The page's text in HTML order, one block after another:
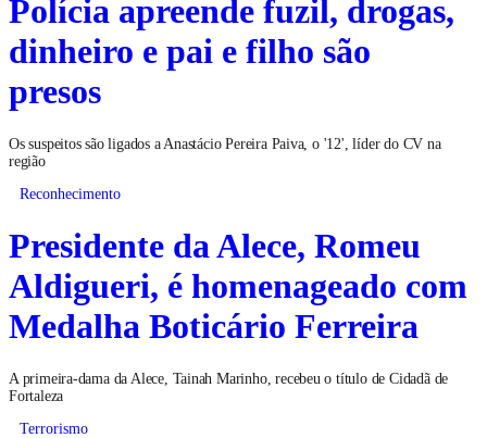
Polícia apreende fuzil, drogas,
dinheiro e pai e filho são
presos
Os suspeitos são ligados a Anastácio Pereira Paiva, o '12', líder do CV na
região
Reconhecimento
Presidente da Alece, Romeu
Aldigueri, é homenageado com
Medalha Boticário Ferreira
A primeira-dama da Alece, Tainah Marinho, recebeu o título de Cidadã de
Fortaleza
Terrorismo